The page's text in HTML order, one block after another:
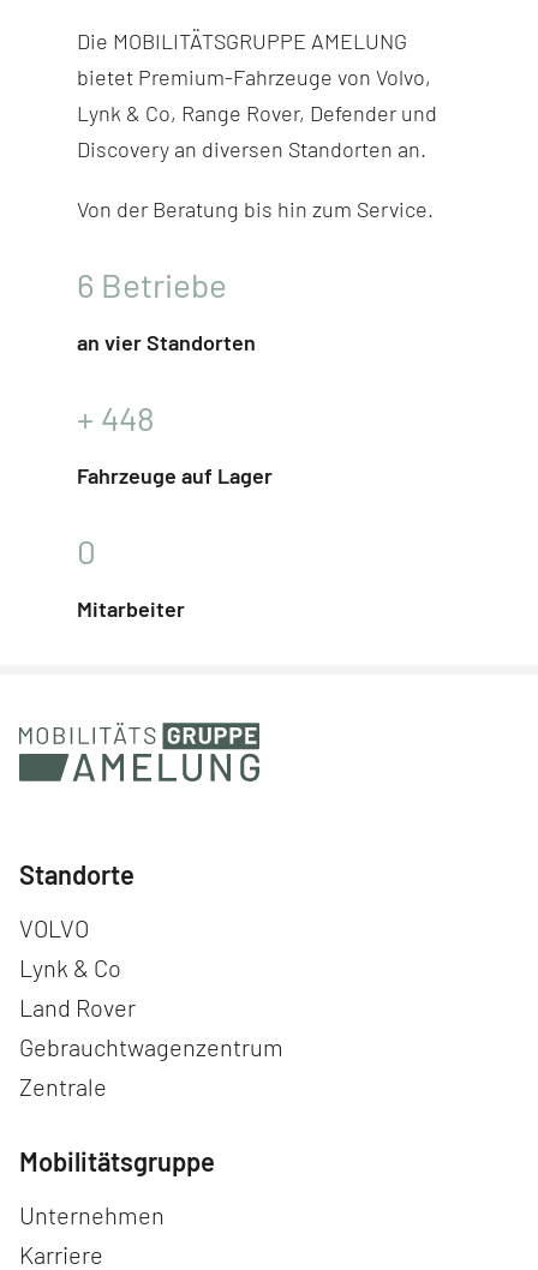
Die MOBILITÄTSGRUPPE AMELUNG
bietet Premium-Fahr­zeuge von Volvo,
Lynk & Co, Range Rover, Defender und
Discovery an diversen Stand­orten an.
Von der Beratung bis hin zum Service.
6 Betriebe
an vier Standorten
+ 448
Fahrzeuge auf Lager
0
Mitarbeiter
Standorte
Navigation überspringen
VOLVO
Lynk & Co
Land Rover
Gebrauchtwagenzentrum
Zentrale
Mobilitätsgruppe
Navigation überspringen
Unternehmen
Karriere